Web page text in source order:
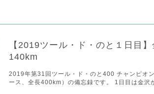
【2019ツール・ド・のと１日目
140km
2019年第31回ツール・ド・のと400 チャンピオ
ース、全長400km）の備忘録です。 1日目は金沢